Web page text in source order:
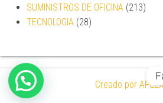
SUMINISTROS DE OFICINA (213)
TECNOLOGIA (28)
Creado por